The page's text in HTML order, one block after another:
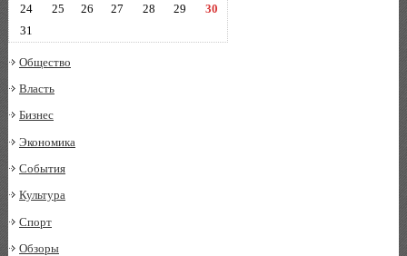
24 25 26 27 28 29
30
31
Общество
Власть
Бизнес
Экономика
События
Культура
Спорт
Обзоры